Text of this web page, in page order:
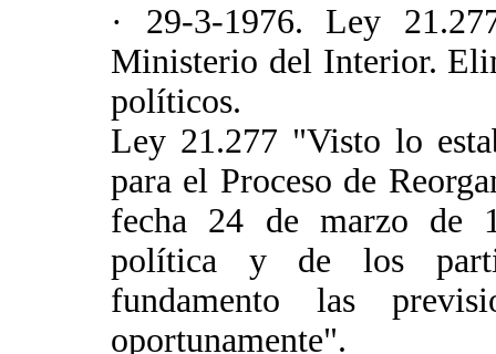
· 29-3-1976. Ley
Ministerio del Interior.
políticos.
Ley 21.277 "Visto lo
para el Proceso de
fecha 24 de marzo de
política y de los
fundamento las
oportunamente".